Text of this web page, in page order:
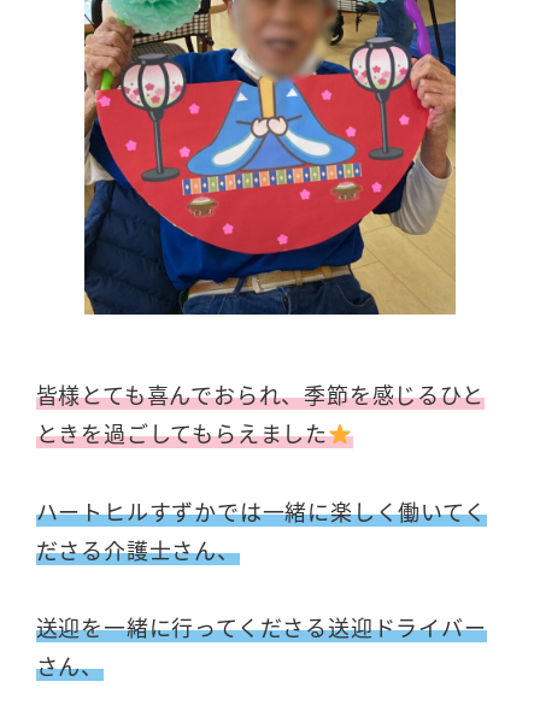
皆様とても喜んでおられ、季節を感じるひと
ときを過ごしてもらえました
ハートヒルすずかでは一緒に楽しく働いてく
ださる介護士さん、
送迎を一緒に行ってくださる送迎ドライバー
さん、